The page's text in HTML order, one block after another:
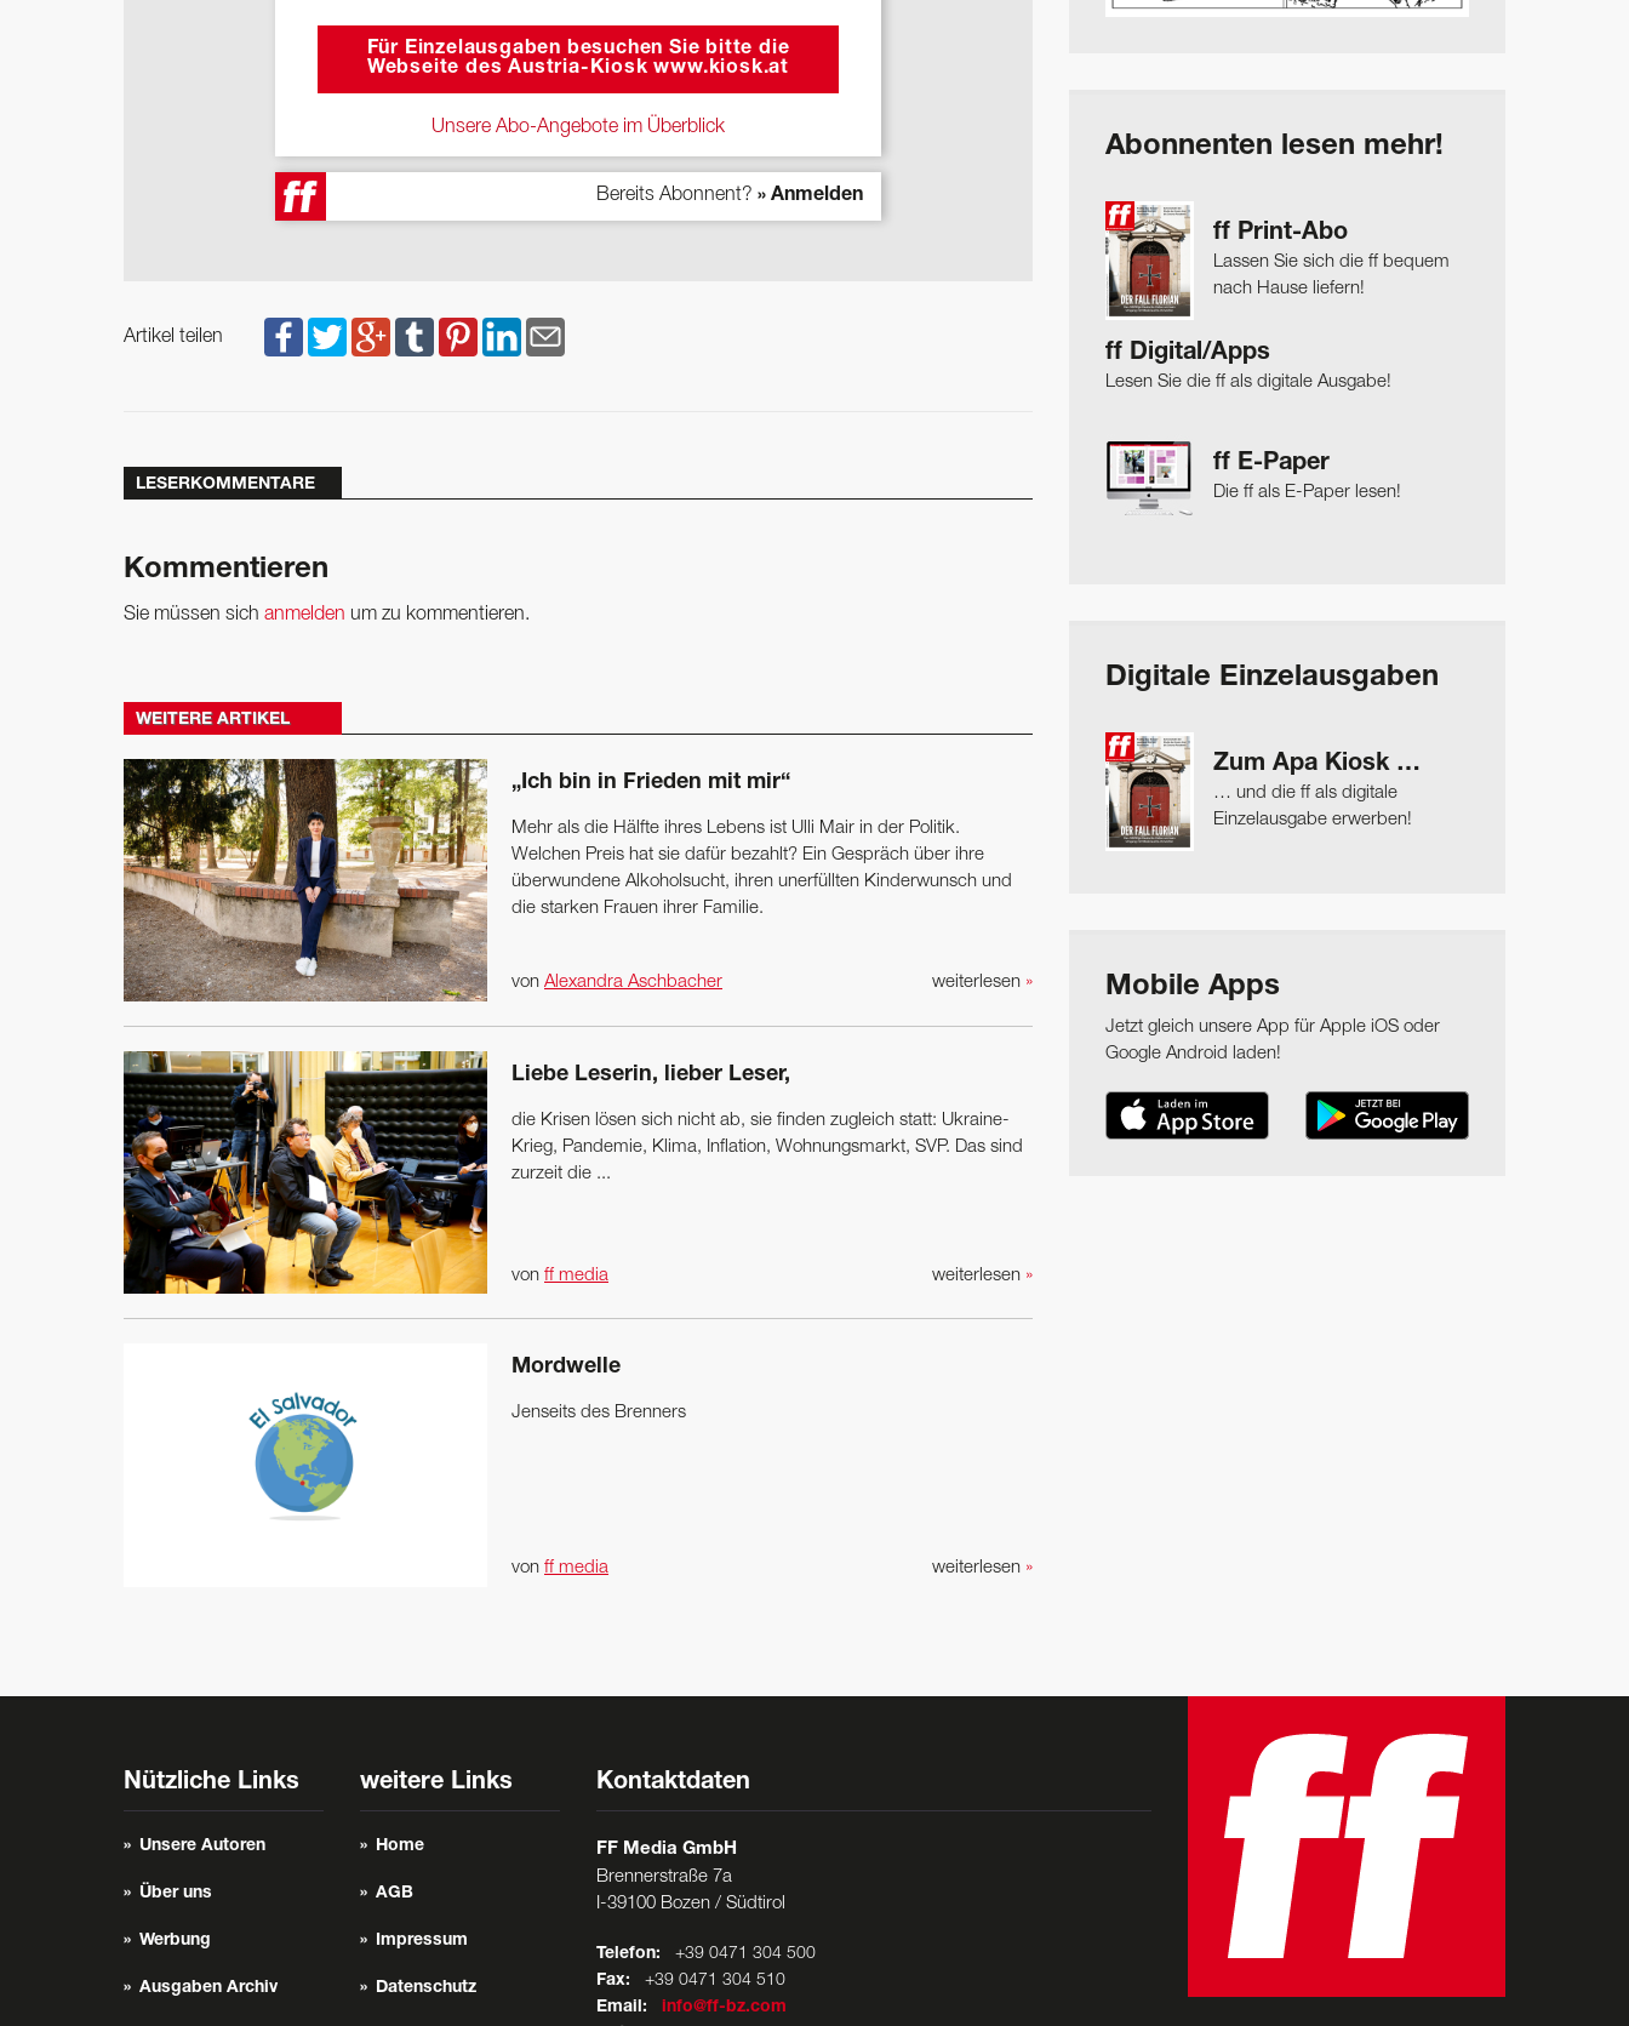
Für Einzelausgaben besuchen Sie bitte die
Webseite des Austria-Kiosk www.kiosk.at
Unsere Abo-Angebote im Überblick
Bereits Abonnent? » Anmelden
Artikel teilen
LESERKOMMENTARE
Kommentieren
Sie müssen sich anmelden um zu kommentieren.
WEITERE ARTIKEL
„Ich bin in Frieden mit mir“
Mehr als die Hälfte ihres Lebens ist Ulli Mair in der Politik.
Welchen Preis hat sie dafür bezahlt? Ein Gespräch über ihre
überwundene ­Alkoholsucht, ihren unerfüllten Kinderwunsch und
die starken Frauen ihrer Familie.
weiterlesen »
von Alexandra Aschbacher
Liebe Leserin, lieber Leser,
die Krisen lösen sich nicht ab, sie finden zugleich statt: Ukraine-
Krieg, Pandemie, Klima, Inflation, Wohnungsmarkt, SVP. Das sind
zurzeit die ...
weiterlesen »
von ff media
Mordwelle
Jenseits des Brenners
weiterlesen »
von ff media
Abonnenten lesen mehr!
ff Print-Abo
Lassen Sie sich die ff bequem
nach Hause liefern!
ff Digital/Apps
Lesen Sie die ff als digitale Ausgabe!
ff E-Paper
Die ff als E-Paper lesen!
Digitale Einzelausgaben
Zum Apa Kiosk …
… und die ff als digitale
Einzelausgabe erwerben!
Mobile Apps
Jetzt gleich unsere App für Apple iOS oder
Google Android laden!
Nützliche Links
Unsere Autoren
Über uns
Werbung
Ausgaben Archiv
weitere Links
Home
AGB
Impressum
Datenschutz
Kontaktdaten
FF Media GmbH
Brennerstraße 7a
I-39100 Bozen / Südtirol
Telefon: +39 0471 304 500
Fax: +39 0471 304 510
Email:
info@ff-bz.com